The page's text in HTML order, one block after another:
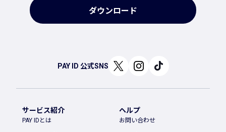
ダウンロード
PAY ID 公式SNS
サービス紹介
PAY IDとは
ヘルプ
お問い合わせ